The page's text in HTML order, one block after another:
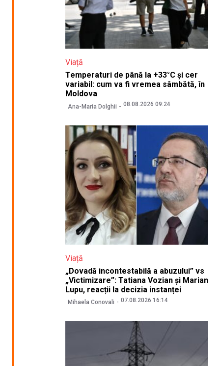
Viață
Temperaturi de până la +33°C și cer
variabil: cum va fi vremea sâmbătă, în
Moldova
Ana-Maria Dolghii 08.08.2026 09:24
Viață
„Dovadă incontestabilă a abuzului” vs
„Victimizare”: Tatiana Vozian și Marian
Lupu, reacții la decizia instanței
Mihaela Conovali 07.08.2026 16:14